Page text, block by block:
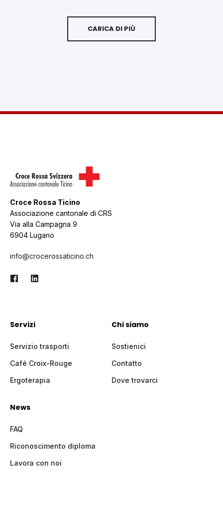
CARICA DI PIÙ
Croce Rossa Ticino
Associazione cantonale di CRS
Via alla Campagna 9
6904 Lugano
info@crocerossaticino.ch
Servizi
Servizio trasporti
Café Croix-Rouge
Ergoterapia
Chi siamo
Sostienici
Contatto
Dove trovarci
News
FAQ
Riconoscimento diploma
Lavora con noi